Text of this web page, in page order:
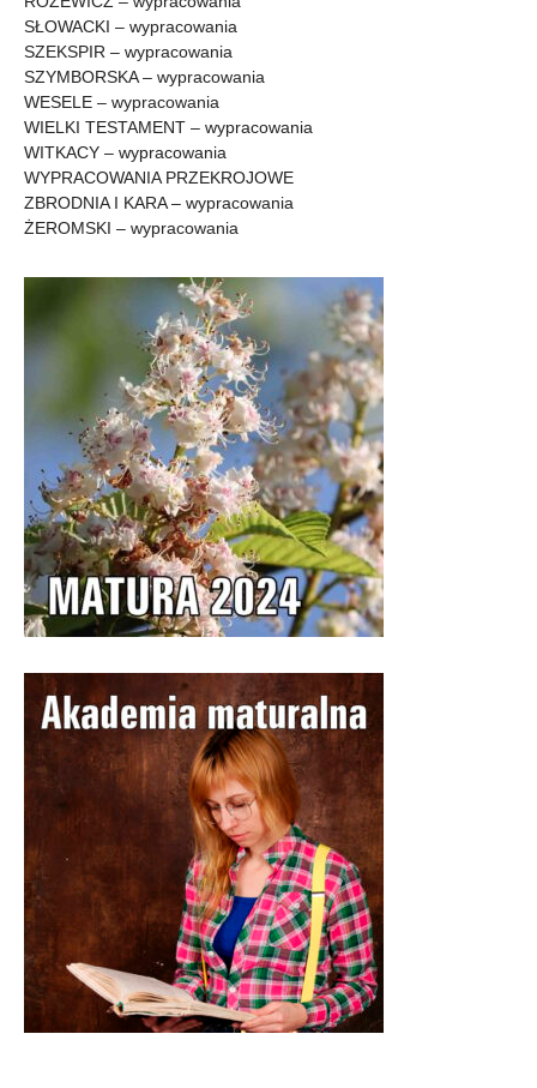
SŁOWACKI – wypracowania
SZEKSPIR – wypracowania
SZYMBORSKA – wypracowania
WESELE – wypracowania
WIELKI TESTAMENT – wypracowania
WITKACY – wypracowania
WYPRACOWANIA PRZEKROJOWE
ZBRODNIA I KARA – wypracowania
ŻEROMSKI – wypracowania